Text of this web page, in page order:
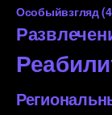
Особыйвзгляд